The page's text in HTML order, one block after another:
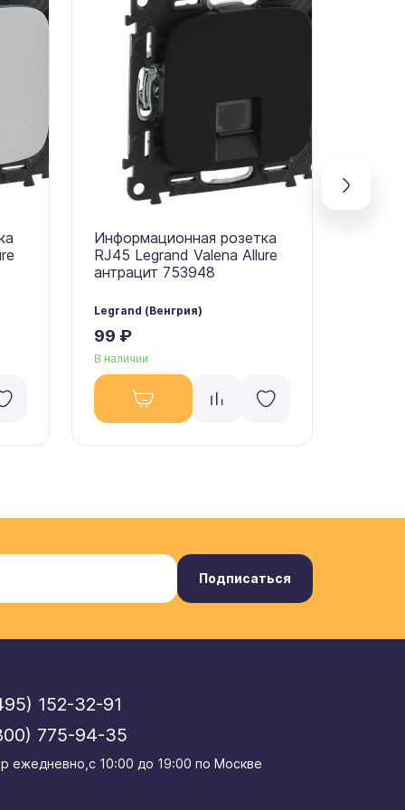
Информационная розетка
RJ45 Legrand Valena Allure
антрацит 753948
Legrand (Венгрия)
99 ₽
В наличии
Подписаться
152-32-91
775-94-35
eжедневно,с 10:00 до 19:00 по Москве